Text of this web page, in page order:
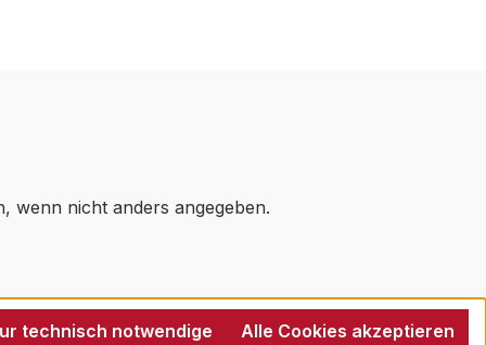
wenn nicht anders angegeben.
technisch notwendige Alle Cookies akzeptieren